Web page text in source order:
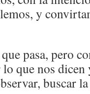
y
pasa, pero
lo que nos
buscar